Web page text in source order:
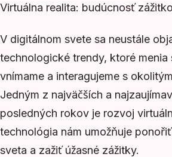
Virtuálna realita: budúcnosť
V digitálnom svete sa neustále
technologické trendy, ktoré menia
vnímame a interagujeme s
Jedným z najväčších a
posledných rokov je rozvoj
technológia nám umožňuje
sveta a zažiť úžasné zážitky.